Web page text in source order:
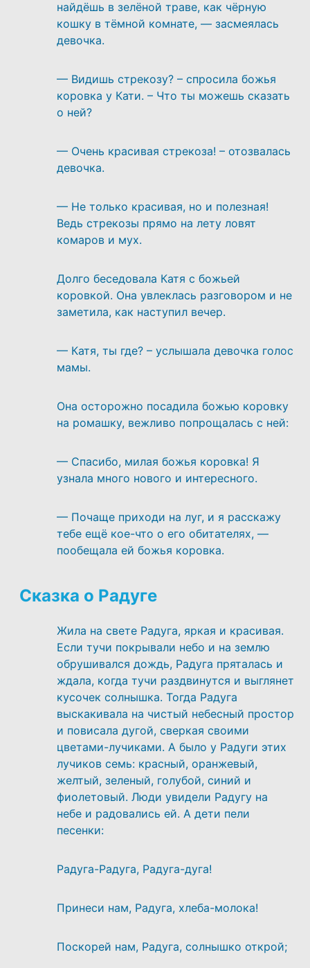
найдёшь в зелёной траве, как чёрную
кошку в тёмной комнате, — засмеялась
девочка.
— Видишь стрекозу? – спросила божья
коровка у Кати. – Что ты можешь сказать
о ней?
— Очень красивая стрекоза! – отозвалась
девочка.
— Не только красивая, но и полезная!
Ведь стрекозы прямо на лету ловят
комаров и мух.
Долго беседовала Катя с божьей
коровкой. Она увлеклась разговором и не
заметила, как наступил вечер.
— Катя, ты где? – услышала девочка голос
мамы.
Она осторожно посадила божью коровку
на ромашку, вежливо попрощалась с ней:
— Спасибо, милая божья коровка! Я
узнала много нового и интересного.
— Почаще приходи на луг, и я расскажу
тебе ещё кое-что о его обитателях, —
пообещала ей божья коровка.
Сказка о Радуге
Жила на свете Радуга, яркая и красивая.
Если тучи покрывали небо и на землю
обрушивался дождь, Радуга пряталась и
ждала, когда тучи раздвинутся и выглянет
кусочек солнышка. Тогда Радуга
выскакивала на чистый небесный простор
и повисала дугой, сверкая своими
цветами-лучиками. А было у Радуги этих
лучиков семь: красный, оранжевый,
желтый, зеленый, голубой, синий и
фиолетовый. Люди увидели Радугу на
небе и радовались ей. А дети пели
песенки:
Радуга-Радуга, Радуга-дуга!
Принеси нам, Радуга, хлеба-молока!
Поскорей нам, Радуга, солнышко открой;